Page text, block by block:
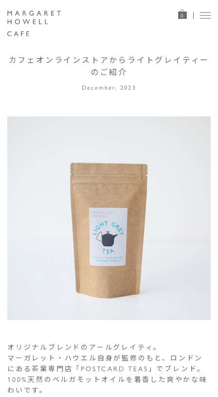
0
カフェオンラインストアからライトグレイティー
のご紹介
December, 2023
オリジナルブレンドのアールグレイティ。
マーガレット・ハウエル自身が監修のもと、ロンドン
にある茶葉専門店「POSTCARD TEAS」でブレンド。
100%天然のベルガモットオイルを着香した爽やかな味
わいです。